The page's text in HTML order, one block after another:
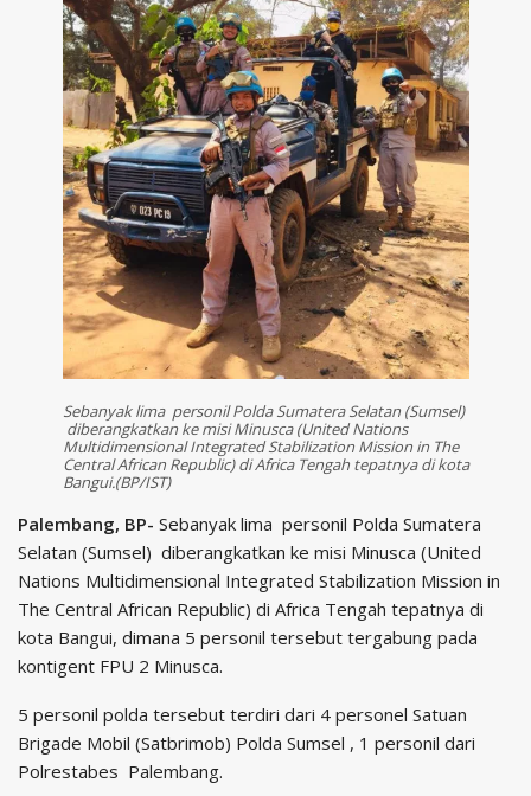
Sebanyak lima personil Polda Sumatera Selatan (Sumsel)
diberangkatkan ke misi Minusca (United Nations
Multidimensional Integrated Stabilization Mission in The
Central African Republic) di Africa Tengah tepatnya di kota
Bangui.(BP/IST)
Palembang, BP- Sebanyak lima personil Polda Sumatera
Selatan (Sumsel) diberangkatkan ke misi Minusca (United
Nations Multidimensional Integrated Stabilization Mission in
The Central African Republic) di Africa Tengah tepatnya di
kota Bangui, dimana 5 personil tersebut tergabung pada
kontigent FPU 2 Minusca.
5 personil polda tersebut terdiri dari 4 personel Satuan
Brigade Mobil (Satbrimob) Polda Sumsel , 1 personil dari
Polrestabes Palembang.